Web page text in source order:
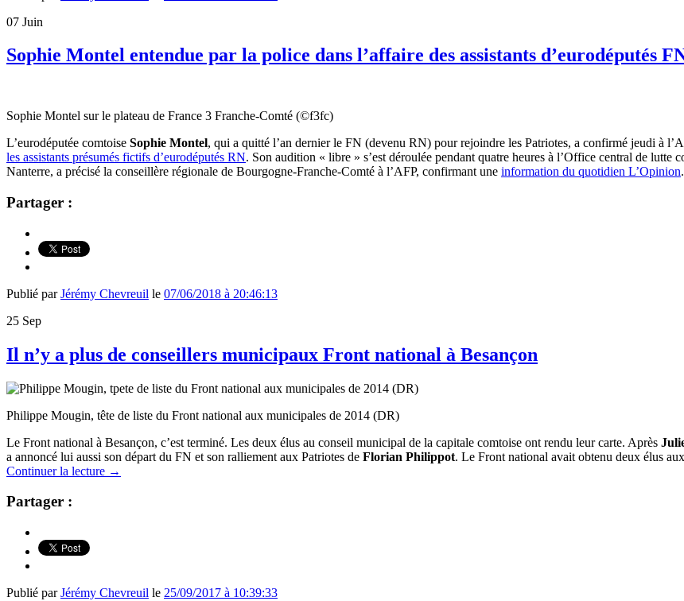
07 Juin
Sophie Montel entendue par la police dans l’affaire des assistants d’eurodéputés
Sophie Montel sur le plateau de France 3 Franche-Comté (©f3fc)
L’eurodéputée comtoise Sophie Montel, qui a quitté l’an dernier le FN (devenu RN) pour rejoindre les Patriotes, a confirmé jeudi à
les assistants présumés fictifs d’eurodéputés RN. Son audition « libre » s’est déroulée pendant quatre heures à l’Office central de
Nanterre, a précisé la conseillère régionale de Bourgogne-Franche-Comté à l’AFP, confirmant une information du quotidien L’Opinion.
Partager :
Publié parJérémy Chevreuil le 07/06/2018 à 20:46:13
25 Sep
Il n’y a plus de conseillers municipaux Front national à Besançon
Philippe Mougin, tête de liste du Front national aux municipales de 2014 (DR)
Le Front national à Besançon, c’est terminé. Les deux élus au conseil municipal de la capitale comtoise ont rendu leur carte. Après
a annoncé lui aussi son départ du FN et son ralliement aux Patriotes de Florian Philippot. Le Front national avait obtenu deux élus
Continuer la lecture →
Partager :
Publié parJérémy Chevreuil le 25/09/2017 à 10:39:33